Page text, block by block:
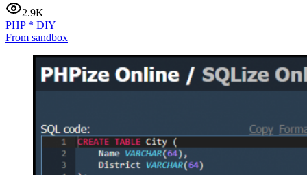
2.9K
PHP* DIY
From sandbox